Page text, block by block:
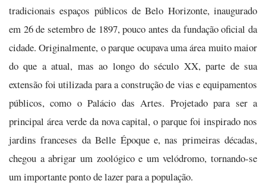
tradicionais espaços públicos de Belo Horizonte, inaugurado
em 26 de setembro de 1897, pouco antes da fundação oficial da
cidade. Originalmente, o parque ocupava uma área muito maior
do que a atual, mas ao longo do século XX, parte de sua
extensão foi utilizada para a construção de vias e equipamentos
públicos, como o Palácio das Artes. Projetado para ser a
principal área verde da nova capital, o parque foi inspirado nos
jardins franceses da Belle Époque e, nas primeiras décadas,
chegou a abrigar um zoológico e um velódromo, tornando-se
um importante ponto de lazer para a população.